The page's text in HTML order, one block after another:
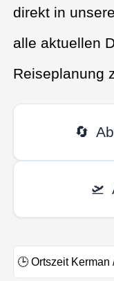
direkt in
alle aktuellen
Reiseplanung
🔄
🛫
🕒 Ortszeit Kerman